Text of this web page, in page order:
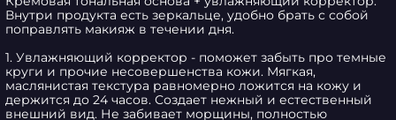
Внутри продукта есть зеркальце, удобно брать с собой
поправлять макияж в течении дня.
1. Увлажняющий корректор - поможет забыть про темные
круги и прочие несовершенства кожи. Мягкая,
маслянистая текстура равномерно ложится на кожу и
держится до 24 часов. Создает нежный и естественный
внешний вид. Не забивает морщины, полностью